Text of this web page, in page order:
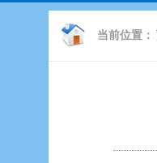
当前位置：